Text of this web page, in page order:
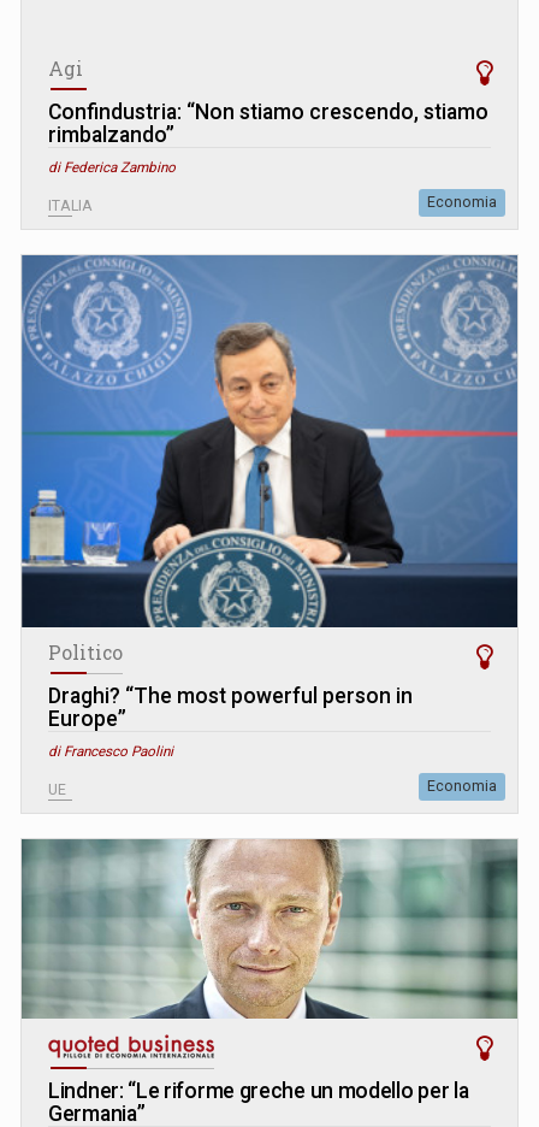
Agi
Confindustria: “Non stiamo crescendo, stiamo
rimbalzando”
di Federica Zambino
ITALIA Economia
Politico
Draghi? “The most powerful person in
Europe”
di Francesco Paolini
UE Economia
Lindner: “Le riforme greche un modello per la
Germania”